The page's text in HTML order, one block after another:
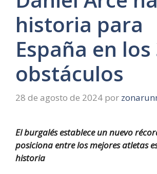
historia para
España en
obstáculos
28 de agosto de 2024 por
El burgalés establece un nuevo
posiciona entre los mejores atletas
historia